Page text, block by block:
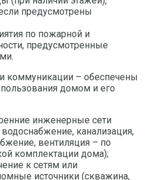
предусмотрены
по пожарной и
предусмотренные
коммуникации – обеспечены
домом и его
инженерные сети
канализация,
вентиляция – по
комплектации дома);
к сетям или
источники (скважина,